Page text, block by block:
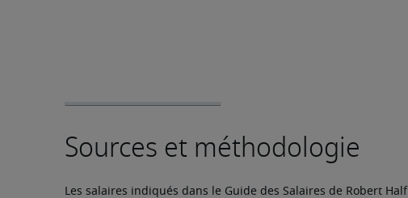
Les salaires indiqués dans le Guide des Salaires de Robert